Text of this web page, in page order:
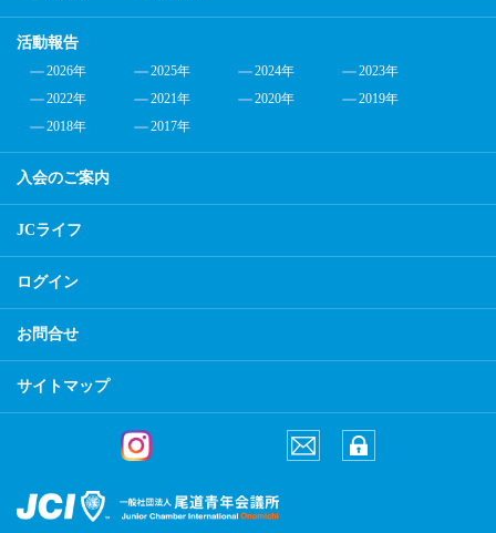
活動報告
2026年 2025年 2024年
2023年
2022年
2021年 2020年
2019年
2018年
2017年
入会のご案内
JCライフ
ログイン
お問合せ
サイトマップ